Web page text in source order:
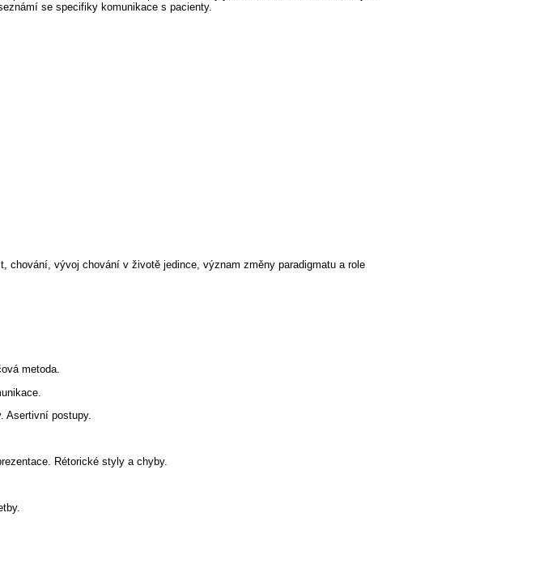
se specifiky komunikace s pacienty.
chování, vývoj chování v životě jedince, význam změny paradigmatu a role
metoda.
Asertivní postupy.
Rétorické styly a chyby.